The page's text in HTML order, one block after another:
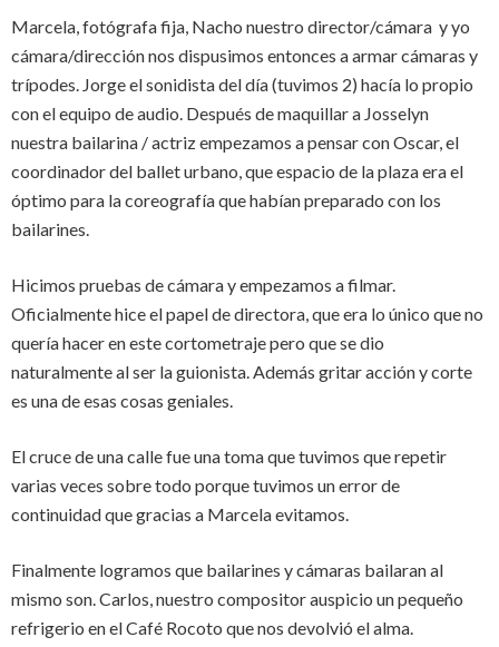
Marcela, fotógrafa fija, Nacho nuestro director/cámara y yo
cámara/dirección nos dispusimos entonces a armar cámaras y
trípodes. Jorge el sonidista del día (tuvimos 2) hacía lo propio
con el equipo de audio. Después de maquillar a Josselyn
nuestra bailarina / actriz empezamos a pensar con Oscar, el
coordinador del ballet urbano, que espacio de la plaza era el
óptimo para la coreografía que habían preparado con los
bailarines.
Hicimos pruebas de cámara y empezamos a filmar.
Oficialmente hice el papel de directora, que era lo único que no
quería hacer en este cortometraje pero que se dio
naturalmente al ser la guionista. Además gritar acción y corte
es una de esas cosas geniales.
El cruce de una calle fue una toma que tuvimos que repetir
varias veces sobre todo porque tuvimos un error de
continuidad que gracias a Marcela evitamos.
Finalmente logramos que bailarines y cámaras bailaran al
mismo son. Carlos, nuestro compositor auspicio un pequeño
refrigerio en el Café Rocoto que nos devolvió el alma.